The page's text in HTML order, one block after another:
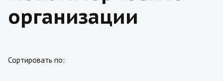
организации
Сортировать по: